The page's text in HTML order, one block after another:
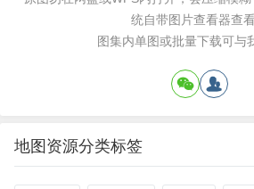
统自带图片查看器查看
图集内单图或批量下载可与
地图资源分类标签